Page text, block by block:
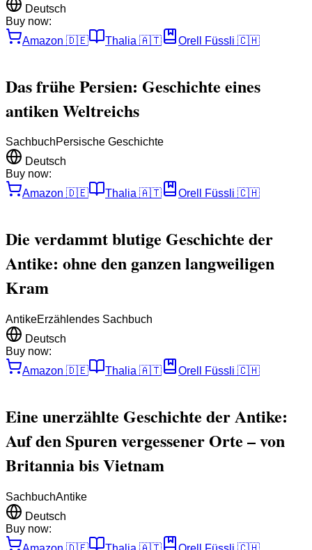
Deutsch
Buy now:
Amazon 🇩🇪 Thalia 🇦🇹 Orell Füssli 🇨🇭
Das frühe Persien: Geschichte eines
antiken Weltreichs
SachbuchPersische Geschichte
Deutsch
Buy now:
Amazon 🇩🇪 Thalia 🇦🇹 Orell Füssli 🇨🇭
Die verdammt blutige Geschichte der
Antike: ohne den ganzen langweiligen
Kram
AntikeErzählendes Sachbuch
Deutsch
Buy now:
Amazon 🇩🇪 Thalia 🇦🇹 Orell Füssli 🇨🇭
Eine unerzählte Geschichte der Antike:
Auf den Spuren vergessener Orte – von
Britannia bis Vietnam
SachbuchAntike
Deutsch
Buy now: